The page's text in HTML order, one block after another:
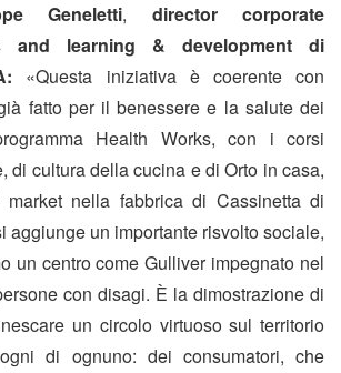
Geneletti, director corporate
and learning & development di
«Questa iniziativa è coerente con
fatto per il benessere e la salute dei
Health Works, con i corsi
di cultura della cucina e di Orto in casa,
nella fabbrica di Cassinetta di
aggiunge un importante risvolto sociale,
un centro come Gulliver impegnato nel
con disagi. È la dimostrazione di
un circolo virtuoso sul territorio
di ognuno: dei consumatori, che